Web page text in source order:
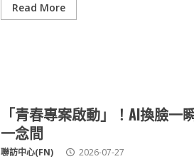
Read More
「青春專案啟動」！AI換臉一
一念間
聯訪中心(FN) 2026-07-27